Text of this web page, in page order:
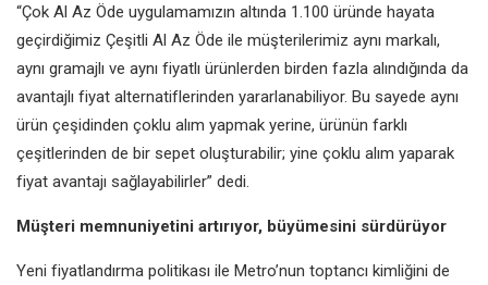
“Çok Al Az Öde uygulamamızın altında 1.100 üründe hayata
geçirdiğimiz Çeşitli Al Az Öde ile müşterilerimiz aynı markalı,
aynı gramajlı ve aynı fiyatlı ürünlerden birden fazla alındığında da
avantajlı fiyat alternatiflerinden yararlanabiliyor. Bu sayede aynı
ürün çeşidinden çoklu alım yapmak yerine, ürünün farklı
çeşitlerinden de bir sepet oluşturabilir; yine çoklu alım yaparak
fiyat avantajı sağlayabilirler” dedi.
Müşteri memnuniyetini artırıyor, büyümesini sürdürüyor
Yeni fiyatlandırma politikası ile Metro’nun toptancı kimliğini de